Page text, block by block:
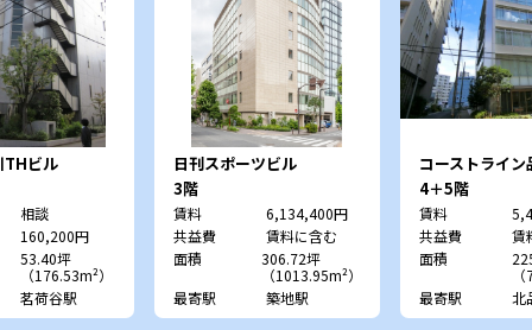
THビル
相談
160,200円
53.40坪
（176.53m²）
茗荷谷駅
日刊スポーツビル
3階
賃料
6,134,400円
共益費
賃料に含む
面積
306.72坪
（1013.95m²）
最寄駅
築地駅
コーストライン
4＋5階
賃料
共益費
賃
面積
最寄駅
北